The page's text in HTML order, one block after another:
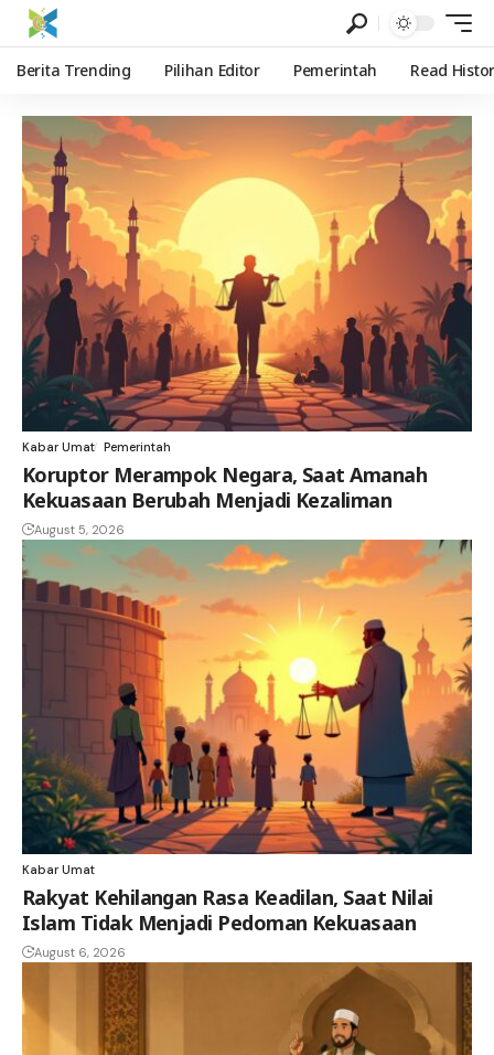
Berita Trending Pilihan Editor Pemerintah Read
Kabar Umat Pemerintah
Koruptor Merampok Negara, Saat Amanah
Kekuasaan Berubah Menjadi Kezaliman
August 5, 2026
Kabar Umat
Rakyat Kehilangan Rasa Keadilan, Saat Nilai
Islam Tidak Menjadi Pedoman Kekuasaan
August 6, 2026